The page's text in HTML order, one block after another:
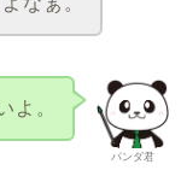
パンダ君
よ。